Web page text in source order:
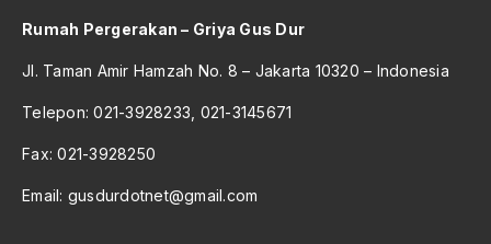
Bid'ah Phoby
Bidan NU
Bidang Budaya dan Sastra
Bidang Kebudayaan
Bidang Niaga
Rumah Pergerakan – Griya Gus Dur
Jl. Taman Amir Hamzah No. 8 – Jakarta 10320 – Indonesia
Telepon: 021-3928233, 021-3145671
Fax: 021-3928250
Email: gusdurdotnet@gmail.com